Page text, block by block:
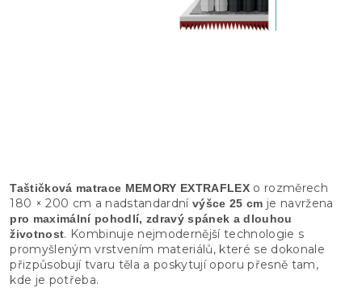
Taštičková matrace MEMORY EXTRAFLEXo rozměrech
180 × 200 cm a nadstandardní výšce 25 cm je navržena
pro maximální pohodlí, zdravý spánek a dlouhou
životnost. Kombinuje nejmodernější technologie s
promyšleným vrstvením materiálů, které se dokonale
přizpůsobují tvaru těla a poskytují oporu přesně tam,
kde je potřeba.